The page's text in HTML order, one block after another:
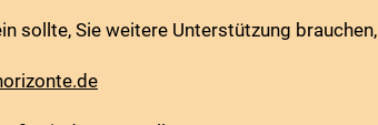
sollte, Sie weitere Unterstützung brauchen,